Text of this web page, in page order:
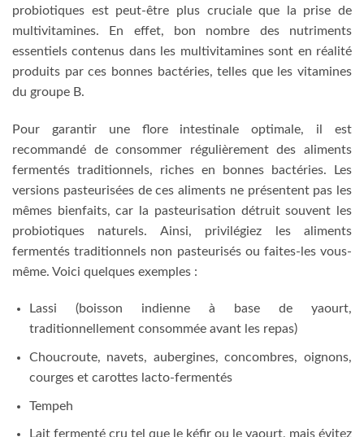
probiotiques est peut-être plus cruciale que la prise de
multivitamines. En effet, bon nombre des nutriments
essentiels contenus dans les multivitamines sont en réalité
produits par ces bonnes bactéries, telles que les vitamines
du groupe B.
Pour garantir une flore intestinale optimale, il est
recommandé de consommer régulièrement des aliments
fermentés traditionnels, riches en bonnes bactéries. Les
versions pasteurisées de ces aliments ne présentent pas les
mêmes bienfaits, car la pasteurisation détruit souvent les
probiotiques naturels. Ainsi, privilégiez les aliments
fermentés traditionnels non pasteurisés ou faites-les vous-
même. Voici quelques exemples :
Lassi (boisson indienne à base de yaourt,
traditionnellement consommée avant les repas)
Choucroute, navets, aubergines, concombres, oignons,
courges et carottes lacto-fermentés
Tempeh
Lait fermenté cru tel que le kéfir ou le yaourt, mais évitez